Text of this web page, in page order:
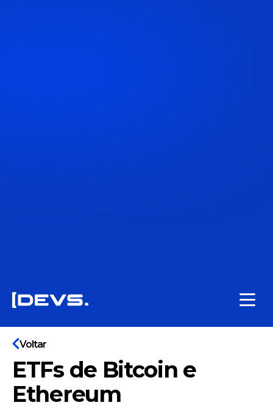
Voltar
ETFs de Bitcoin e
Ethereum